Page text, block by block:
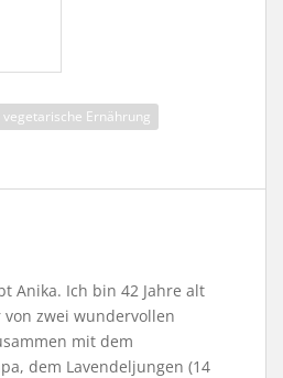
vegetarische Ernährung
Anika. Ich bin 42 Jahre alt
zwei wundervollen
mit dem
dem Lavendeljungen (14